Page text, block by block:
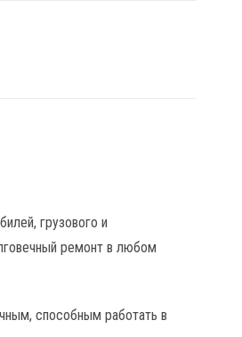
грузового и
ремонт в любом
способным работать в